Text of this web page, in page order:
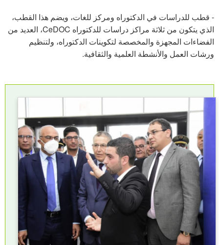
- قطب للدراسات في الدكتوراه ومركز للغات، ويضم هذا القطب،
الذي يتكون من ثلاثة مراكز دراسات للدكتوراه CeDOC، العديد من
الفضاءات المجهزة والمخصصة لتكوينات الدكتوراه، ولتنظيم
ورشات العمل والأنشطة العلمية والثقافية.